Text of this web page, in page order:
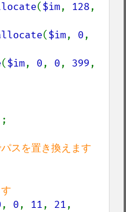
($im, 128
($im, 0
($im, 0, 0, 399
;
, 0, 11, 21